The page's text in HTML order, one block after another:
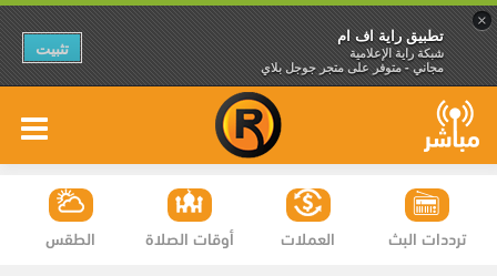
×
تطبيق راية اف ام
شبكة راية الإعلامية
مجاني - متوفر على متجر جوجل بلاي
تثبيت
الطقس أوقات الصلاة العملات ترددات البث